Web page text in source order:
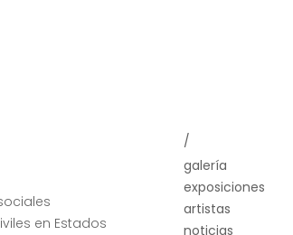
en Estados
/
galería
exposiciones
artistas
noticias